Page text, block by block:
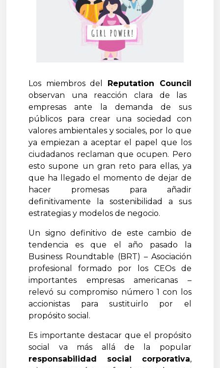
Los miembros del
Reputation Council
observan una reacción clara de las
empresas ante la demanda de sus
públicos para crear una sociedad con
valores ambientales y sociales, por lo que
ya empiezan a aceptar el papel que los
ciudadanos reclaman que ocupen. Pero
esto supone un gran reto para ellas, ya
que ha llegado el momento de dejar de
hacer promesas para añadir
definitivamente la sostenibilidad a sus
estrategias y modelos de negocio.
Un signo definitivo de este cambio de
tendencia es que el año pasado la
Business Roundtable (BRT) – Asociación
profesional formado por los CEOs de
importantes empresas americanas –
relevó su compromiso número 1 con los
accionistas para sustituirlo por el
propósito social.
Es importante destacar que el propósito
social va más allá de la popular
responsabilidad social corporativa,